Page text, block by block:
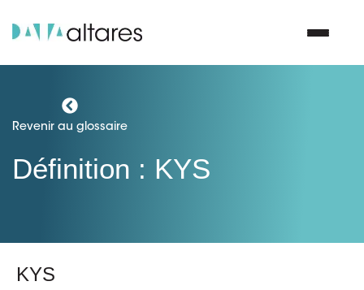
Vos enjeux
Revenir au glossaire
Définition : KYS
KYS